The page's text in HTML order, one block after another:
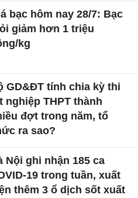
bạc hôm nay 28/7: Bạc
giảm hơn 1 triệu
kg
GD&ĐT tính chia kỳ thi
nghiệp THPT thành
đợt trong năm, tổ
ra sao?
Nội ghi nhận 185 ca
19 trong tuần, xuất
thêm 3 ổ dịch sốt xuất